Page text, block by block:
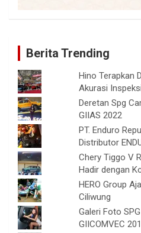
Berita Trending
Hino Terapkan
Akurasi Inspeksi
Deretan Spg
GIIAS 2022
PT. Enduro
Distributor
Chery Tiggo V
Hadir dengan
HERO Group
Ciliwung
Galeri Foto
GIICOMVEC